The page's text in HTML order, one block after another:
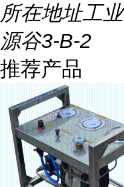
所在地址工
源谷3-B-2
推荐产品